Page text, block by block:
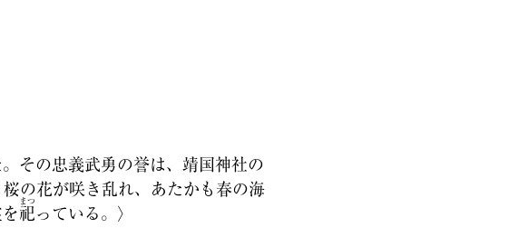
その忠義武勇の誉は、靖国神社の
桜の花が咲き乱れ、あたかも春の海
祀
まつ
っている。〉